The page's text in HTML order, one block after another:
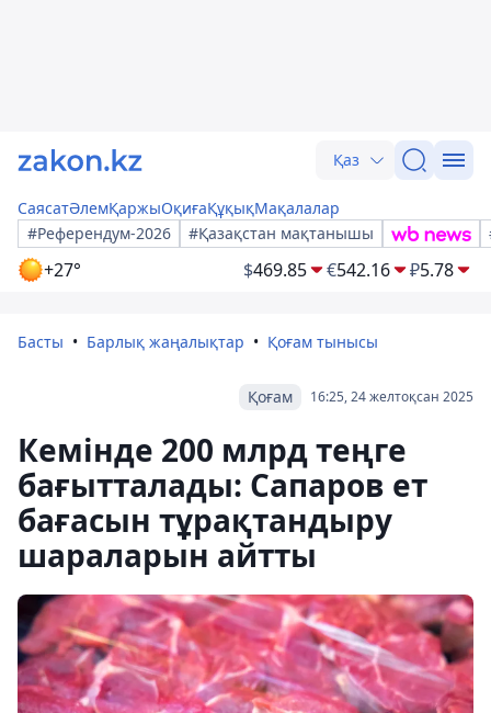
Қаз
СаясатӘлемҚаржыОқиғаҚұқықМақалалар
#Референдум-2026
#Қазақстан мақтанышы
+27° $469.85 €542.16 ₽5.78
Басты Барлық жаңалықтар Қоғам тынысы
16:25, 24 желтоқсан 2025
Қоғам
Кемінде 200 млрд теңге
бағытталады: Сапаров ет
бағасын тұрақтандыру
шараларын айтты